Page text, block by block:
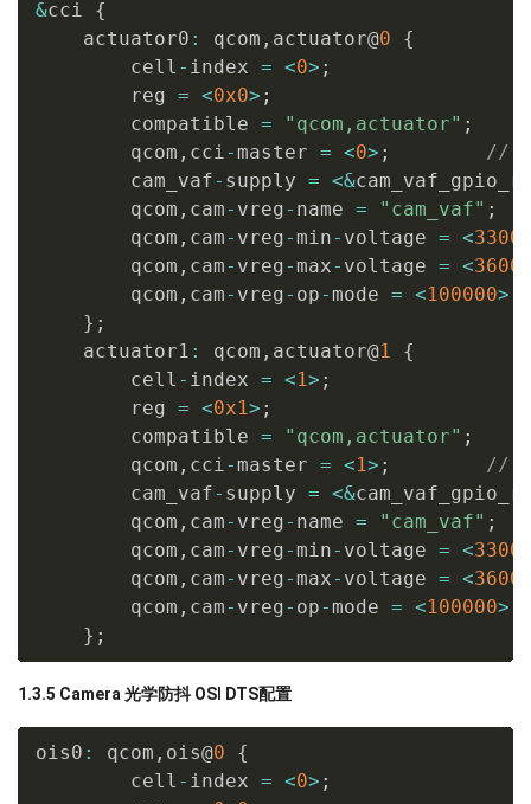
            pm660l_switch0
                label
= "switch"
                qcom
led -
                qcom
                qcom
default - led - trigger
} ;
} ;
&cci {
    actuator0
: qcom , actuator@0
{
        cell
- index = <0> ;
        reg
= <0x0> ;
        compatible
= "qcom,actuator" ;
        qcom
, cci-master = <0> ;
//
        cam_vaf
- supply = <&
        qcom
, cam- vreg- name = "cam_vaf" ;
        qcom
, cam- vreg-min- voltage = <
        qcom
, cam- vreg-max- voltage = <
        qcom
, cam- vreg- op-mode = <100000>
} ;
    actuator1
: qcom , actuator@1
{
        cell
- index = <1> ;
        reg
= <0x1> ;
        compatible
= "qcom,actuator" ;
        qcom
, cci-master = <1> ;
//
        cam_vaf
- supply = <&
        qcom
, cam- vreg- name = "cam_vaf" ;
        qcom
, cam- vreg-min- voltage = <
        qcom
, cam- vreg-max- voltage = <
        qcom
, cam- vreg- op-mode = <100000>
} ;
1.3.5 Camera 光学防抖 OSI DTS配置
ois0 : qcom , ois@0
{
        cell
- index = <0> ;